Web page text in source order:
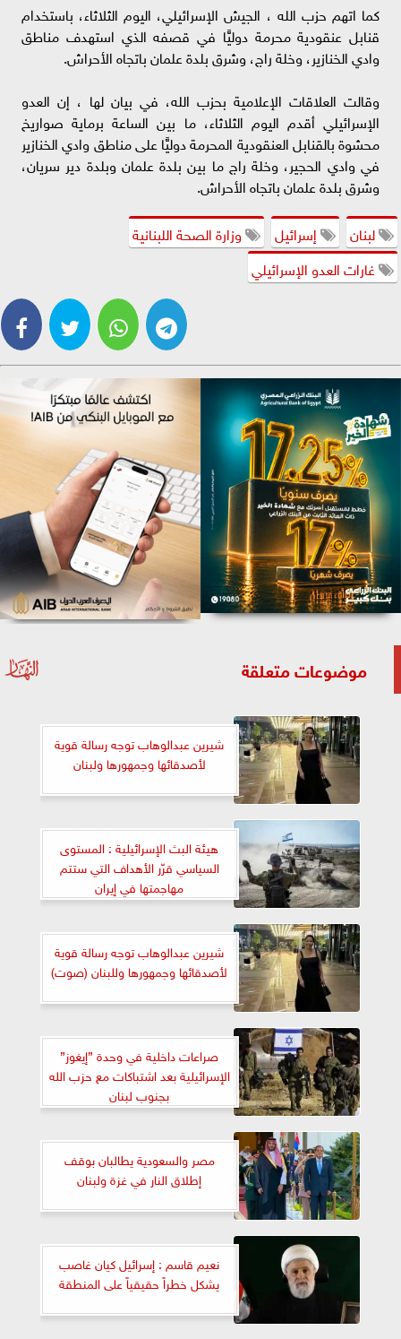
كما اتهم حزب الله ، الجيش الإسرائيلي، اليوم الثلاثاء، باستخدام
قنابل عنقودية محرمة دوليًّا في قصفه الذي استهدف مناطق
وادي الخنازير، وخلة راج، وشرق بلدة علمان باتجاه الأحراش.
وقالت العلاقات الإعلامية بحزب الله، في بيان لها ، إن العدو
الإسرائيلي أقدم اليوم الثلاثاء، ما بين الساعة برماية صواريخ
محشوة بالقنابل العنقودية المحرمة دوليًّا على مناطق وادي الخنازير
في وادي الحجير، وخلة راج ما بين بلدة علمان وبلدة دير سريان،
وشرق بلدة علمان باتجاه الأحراش.
لبنان
إسرائيل
وزارة الصحة اللبنانية
غارات العدو الإسرائيلي
موضوعات متعلقة
شيرين عبدالوهاب توجه رسالة قوية
لأصدقائها وجمهورها ولبنان
هيئة البث الإسرائيلية : المستوى
السياسي قرّر الأهداف التي ستتم
مهاجمتها في إيران
شيرين عبدالوهاب توجه رسالة قوية
لأصدقائها وجمهورها وللبنان (صوت)
صراعات داخلية في وحدة ”إيغوز”
الإسرائيلية بعد اشتباكات مع حزب الله
بجنوب لبنان
مصر والسعودية يطالبان بوقف
إطلاق النار في غزة ولبنان
نعيم قاسم : إسرائيل كيان غاصب
يشكل خطراً حقيقياً على المنطقة